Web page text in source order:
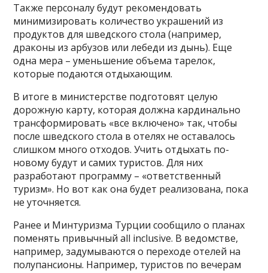
Также персоналу будут рекомендовать
минимизировать количество украшений из
продуктов для шведского стола (например,
драконы из арбузов или лебеди из дынь). Еще
одна мера – уменьшение объема тарелок,
которые подаются отдыхающим.
В итоге в министерстве подготовят целую
дорожную карту, которая должна кардинально
трансформировать «все включено» так, чтобы
после шведского стола в отелях не оставалось
слишком много отходов. Учить отдыхать по-
новому будут и самих туристов. Для них
разработают программу – «ответственный
туризм». Но вот как она будет реализована, пока
не уточняется.
Ранее и Минтуризма Турции сообщило о планах
поменять привычный all inclusive. В ведомстве,
например, задумываются о переходе отелей на
полупансионы. Например, туристов по вечерам